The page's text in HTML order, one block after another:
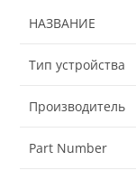
НАЗВАНИЕ
Тип устройства
Производитель
Part Number